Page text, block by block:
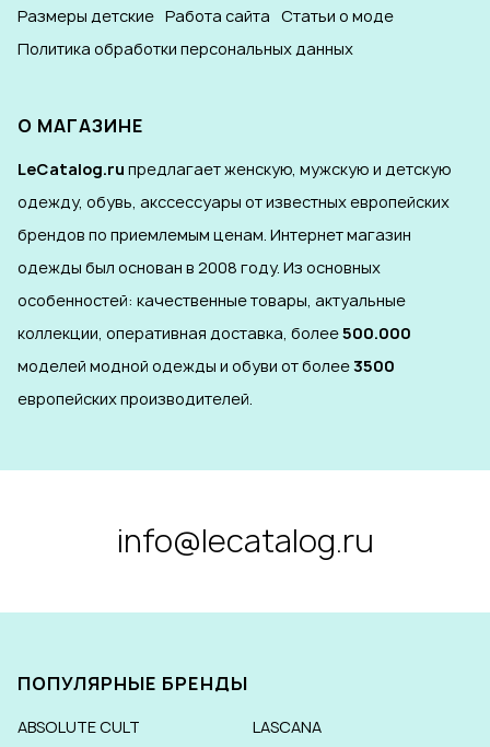
Размеры детские Работа сайта Статьи о моде
Политика обработки персональных данных
О МАГАЗИНЕ
LeCatalog.ru предлагает женскую, мужскую и детскую
одежду, обувь, акссессуары от известных европейских
брендов по приемлемым ценам. Интернет магазин
одежды был основан в 2008 году. Из основных
особенностей: качественные товары, актуальные
коллекции, оперативная доставка, более500.000
моделей модной одежды и обуви от более3500
европейских производителей.
info@lecatalog.ru
ПОПУЛЯРНЫЕ БРЕНДЫ
ABSOLUTE CULT
LASCANA